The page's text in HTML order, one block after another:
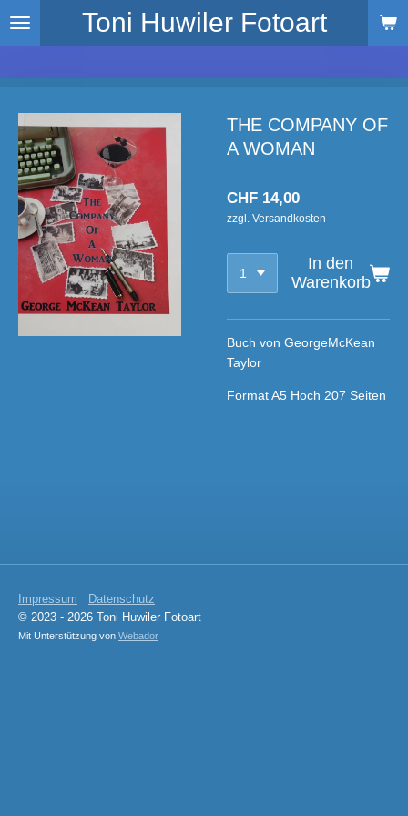
Zum
Toni Huwiler Fotoart
THE COMPANY OF
A WOMAN
CHF 14,00
zzgl. Versandkosten
In den
Warenkorb
Buch von GeorgeMcKean
Taylor
Format A5 Hoch 207 Seiten
Impressum
Datenschutz
© 2023 - 2026 Toni Huwiler Fotoart
Mit Unterstützung von Webador